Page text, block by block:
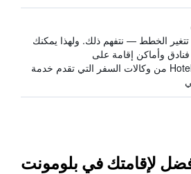
تتغير الخطط — نتفهم ذلك. ولهذا يمكنك
وأماكن إقامة على
HotelsCombined من وكالات السفر التي تقدم خدمة
لإقامتك في بلومونت